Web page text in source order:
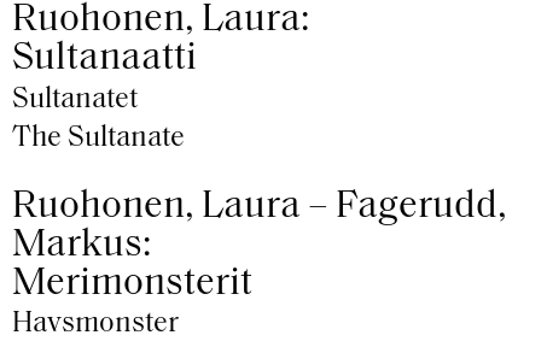
Ruohonen, Laura:
Sultanaatti
Sultanatet
The Sultanate
Ruohonen, Laura – Fagerudd,
Markus:
Merimonsterit
Havsmonster